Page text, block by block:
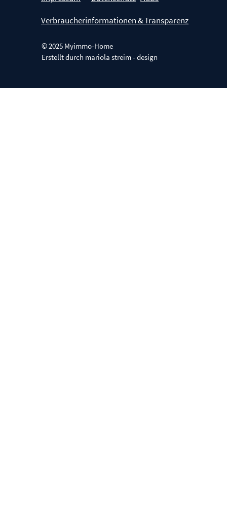
© 2025 Myimmo-Home
Erstellt durch mariola streim - design
Verbraucherinformationen & Transparenz